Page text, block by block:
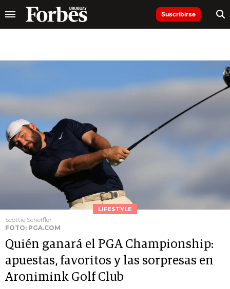
Suscribirse
LIFESTYLE
Scottie Scheffler
FOTO: PGA.COM
Quién ganará el PGA Championship:
apuestas, favoritos y las sorpresas en
Aronimink Golf Club